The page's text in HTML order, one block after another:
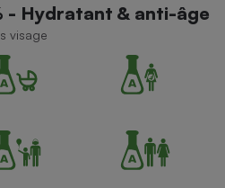
- Hydratant & anti-âge
visage